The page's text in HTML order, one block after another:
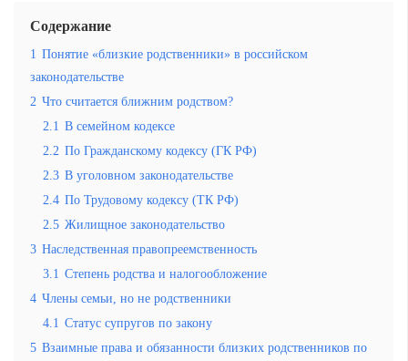
Содержание
1 Понятие «близкие родственники» в российском
законодательстве
2 Что считается ближним родством?
2.1 В семейном кодексе
2.2 По Гражданскому кодексу (ГК РФ)
2.3 В уголовном законодательстве
2.4 По Трудовому кодексу (ТК РФ)
2.5 Жилищное законодательство
3 Наследственная правопреемственность
3.1 Степень родства и налогообложение
4 Члены семьи, но не родственники
4.1 Статус супругов по закону
5 Взаимные права и обязанности близких родственников по